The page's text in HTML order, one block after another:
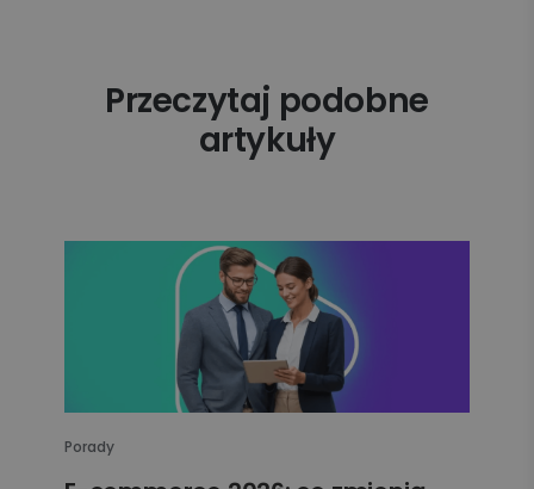
Przeczytaj podobne
artykuły
Porady